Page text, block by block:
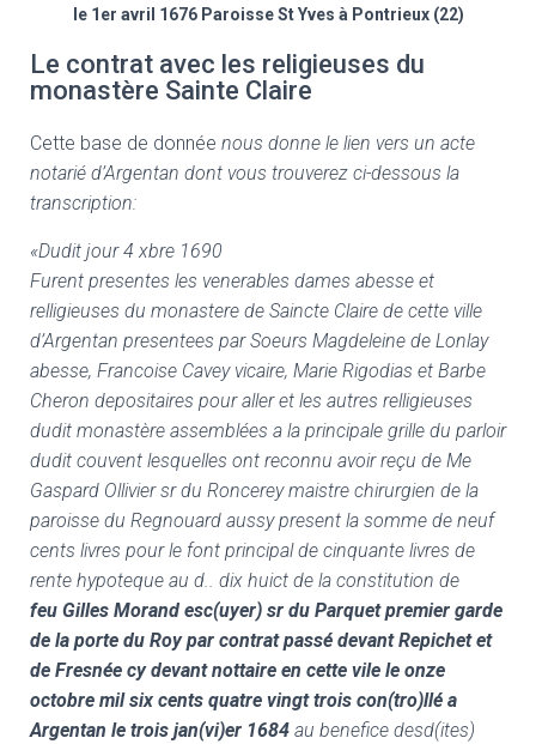
le 1er avril 1676 Paroisse St Yves à Pontrieux (22)
Le contrat avec les religieuses du
monastère Sainte Claire
Cette base de donnée nous donne le lien vers un acte
notarié d’Argentan dont vous trouverez ci-dessous la
transcription:
«Dudit jour 4 xbre 1690
Furent presentes les venerables dames abesse et
relligieuses du monastere de Saincte Claire de cette ville
d’Argentan presentees par Soeurs Magdeleine de Lonlay
abesse, Francoise Cavey vicaire, Marie Rigodias et Barbe
Cheron depositaires pour aller et les autres relligieuses
dudit monastère assemblées a la principale grille du parloir
dudit couvent lesquelles ont reconnu avoir reçu de Me
Gaspard Ollivier sr du Roncerey maistre chirurgien de la
paroisse du Regnouard aussy present la somme de neuf
cents livres pour le font principal de cinquante livres de
rente hypoteque au d.. dix huict de la constitution de
feu Gilles Morand esc(uyer) sr du Parquet premier garde
de la porte du Roy par contrat passé devant Repichet et
de Fresnée cy devant nottaire en cette vile le onze
octobre mil six cents quatre vingt trois con(tro)llé a
Argentan le trois jan(vi)er 1684 au benefice desd(ites)